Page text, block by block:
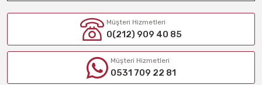
Müşteri Hizmetleri
0(212) 909 40 85
Müşteri Hizmetleri
0531 709 22 81